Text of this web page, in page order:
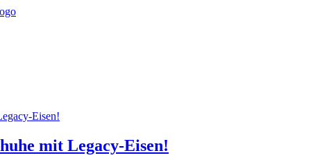
mit Legacy-Eisen!